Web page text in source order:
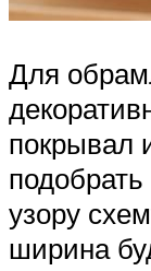
Для
покрывал
узору
ширина